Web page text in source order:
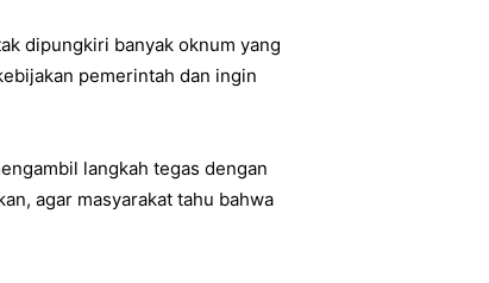
dipungkiri banyak oknum yang
pemerintah dan ingin
langkah tegas dengan
agar masyarakat tahu bahwa